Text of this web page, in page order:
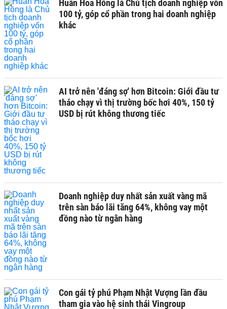
Huấn Hoa Hồng là Chủ tịch doanh nghiệp vốn
100 tỷ, góp cổ phần trong hai doanh nghiệp
khác
AI trở nên 'đáng sợ' hơn Bitcoin: Giới đầu tư
tháo chạy vì thị trường bốc hơi 40%, 150 tỷ
USD bị rút không thương tiếc
Doanh nghiệp duy nhất sản xuất vàng mã
trên sàn báo lãi tăng 64%, không vay một
đồng nào từ ngân hàng
Con gái tỷ phú Phạm Nhật Vượng lần đầu
tham gia vào hệ sinh thái Vingroup